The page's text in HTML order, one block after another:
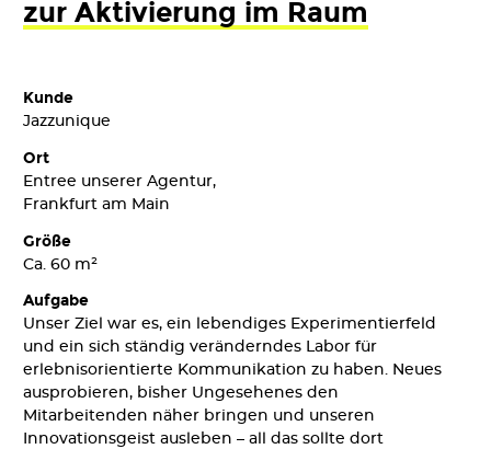
zur Aktivierung im Raum
Kunde
Jazzunique
Ort
Entree unserer Agentur,
Frankfurt am Main
Größe
Ca. 60 m²
Aufgabe
Unser Ziel war es, ein lebendiges Experimentierfeld
und ein sich ständig veränderndes Labor für
erlebnisorientierte Kommunikation zu haben. Neues
ausprobieren, bisher Ungesehenes den
Mitarbeitenden näher bringen und unseren
Innovationsgeist ausleben – all das sollte dort